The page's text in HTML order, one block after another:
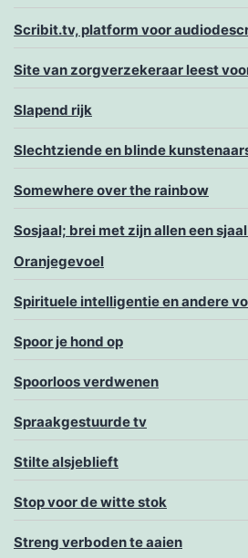
Scribit.tv, platform voor
Site van zorgverzekeraar leest
Slapend rijk
Slechtziende en blinde
Somewhere over the rainbow
Sosjaal; brei met zijn allen een
Oranjegevoel
Spirituele intelligentie en andere
Spoor je hond op
Spoorloos verdwenen
Spraakgestuurde tv
Stilte alsjeblieft
Stop voor de witte stok
Streng verboden te aaien